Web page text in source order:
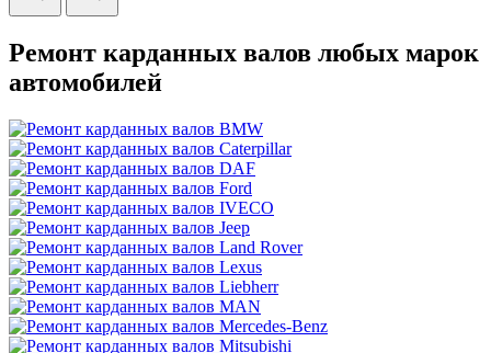
Ремонт карданных валов любых марок
автомобилей